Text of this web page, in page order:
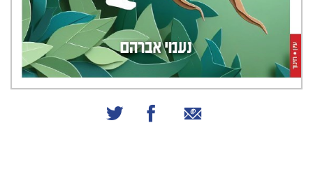
שיתוף באמצעות אימייל
שיתוף בפייסבוק